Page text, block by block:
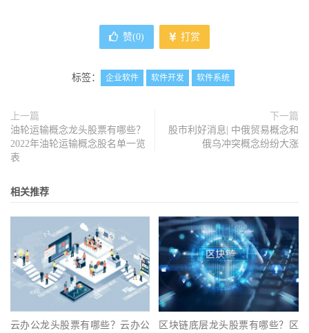
赞(0) 打赏
标签： 企业软件 软件开发 软件系统
上一篇
油轮运输概念龙头股票有哪些？
2022年油轮运输概念股名单一览
表
下一篇
股市利好消息| 中俄贸易概念和
俄乌冲突概念纷纷大涨
相关推荐
云办公龙头股票有哪些？云办公
区块链底层龙头股票有哪些？区